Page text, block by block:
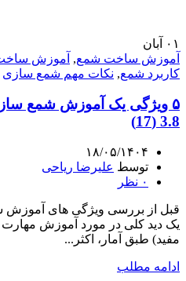
۰۱
آبان
آموزش ساخت شمع, آموزش
کاربرد شمع, نکات مهم شمع سازی
۵ ویژگی یک آموزش شمع سازی کاربردی
3.8 (17)
۱۸/۰۵/۱۴۰۴
توسط علیرضا ریاحی
۰ نظر
قبل از بررسی ویژگی های آموزش
یک دید کلی در مورد آموزش
مفید) طبق آمار، اکثر...
ادامه مطلب